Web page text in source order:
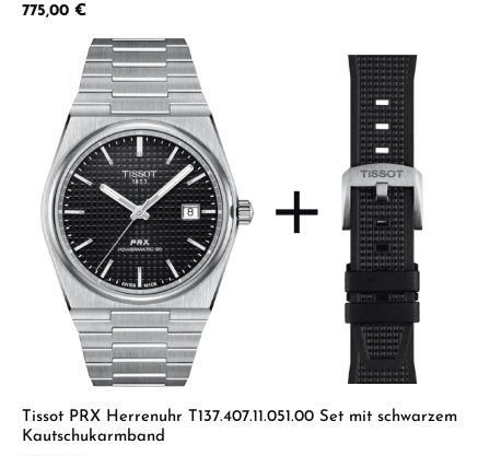
Regulärer Preis:
775,00 €
Tissot PRX Herrenuhr T137.407.11.051.00 Set mit schwarzem
Kautschukarmband